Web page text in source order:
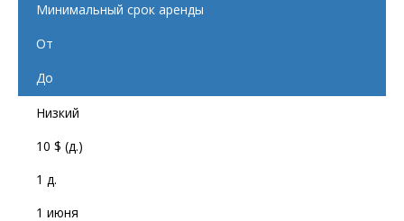
Минимальный срок аренды
От
До
Низкий
10 $ (д.)
1 д.
1 июня